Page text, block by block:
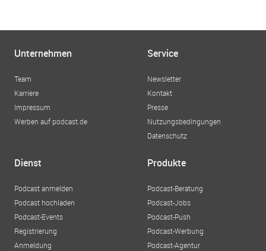
Unternehmen
Team
Karriere
Impressum
Werben auf podcast.de
Service
Newsletter
Kontakt
Presse
Nutzungsbedingungen
Datenschutz
Dienst
Podcast anmelden
Podcast hochladen
Podcast-Events
Registrierung
Anmeldung
Produkte
Podcast-Beratung
Podcast-Jobs
Podcast-Push
Podcast-Werbung
Podcast-Agentur